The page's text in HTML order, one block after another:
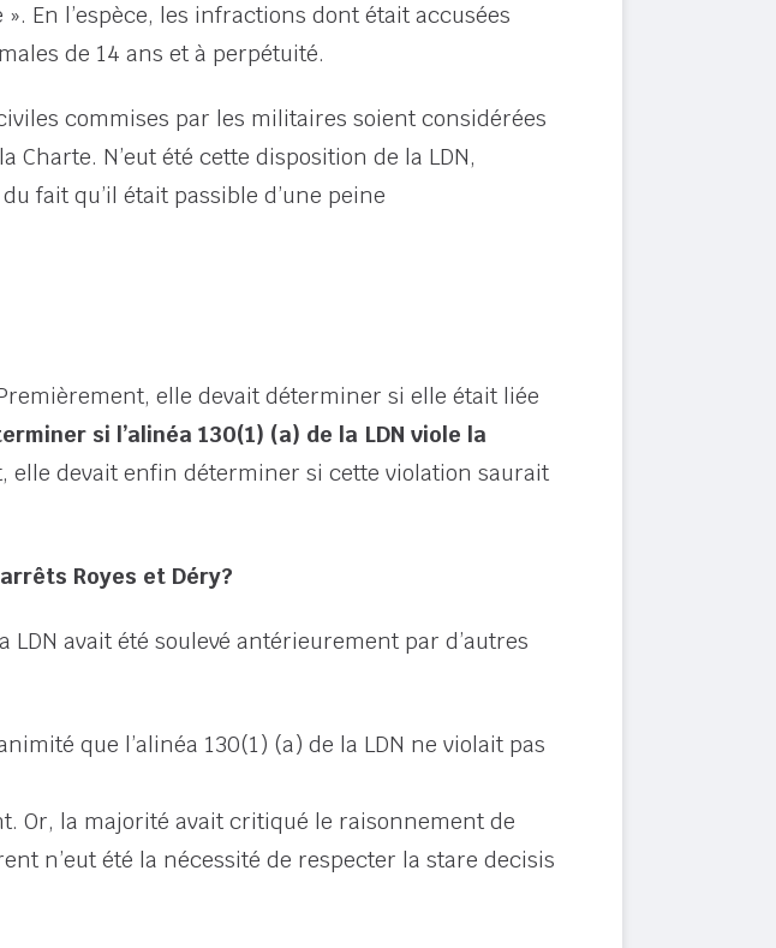
En l’espèce, les infractions dont était accusées
de 14 ans et à perpétuité.
commises par les militaires soient considérées
N’eut été cette disposition de la LDN,
fait qu’il était passible d’une peine
elle devait déterminer si elle était liée
si l’alinéa 130(1) (a) de la LDN viole la
elle devait enfin déterminer si cette violation saurait
Royes et Déry?
LDN avait été soulevé antérieurement par d’autres
que l’alinéa 130(1) (a) de la LDN ne violait pas
Or, la majorité avait critiqué le raisonnement de
n’eut été la nécessité de respecter la stare decisis